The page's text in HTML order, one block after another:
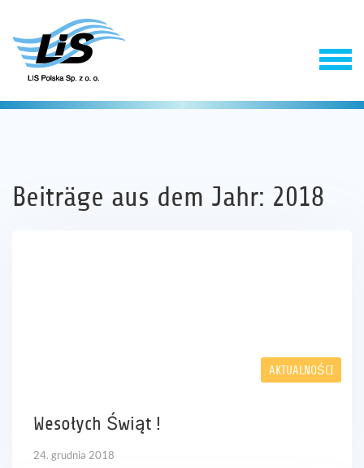
Beiträge aus dem Jahr: 2018
AKTUALNOŚCI
Wesołych Świąt !
24. grudnia 2018